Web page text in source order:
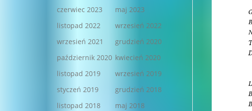
czerwiec 2023
maj 2023
listopad 2022
wrzesień 2022
wrzesień 2021
grudzień 2020
październik 2020 kwiecień 2020
listopad 2019
wrzesień 2019
styczeń 2019
grudzień 2018
listopad 2018
maj 2018